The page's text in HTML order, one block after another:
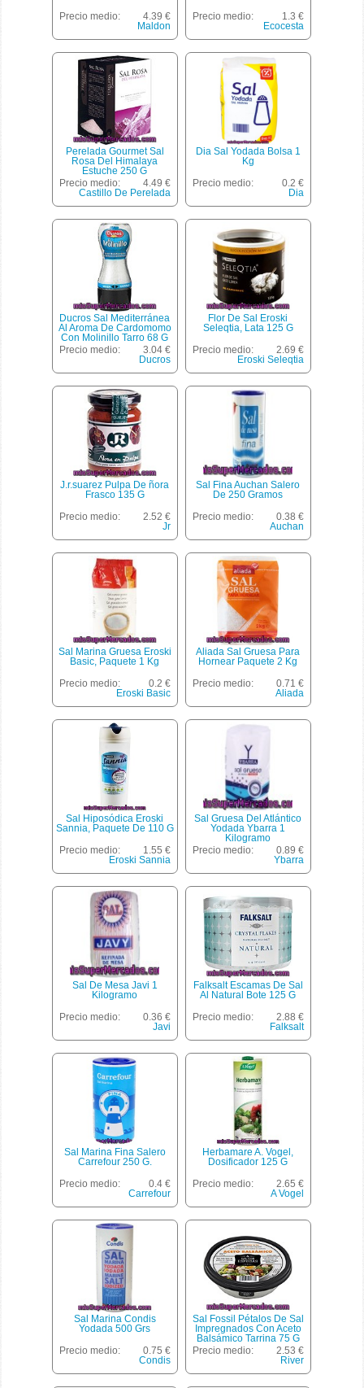
Precio medio:
4.39 €
Maldon
Precio medio:
1.3 €
Ecocesta
Perelada Gourmet Sal
Rosa Del Himalaya
Estuche 250 G
Precio medio:
4.49 €
Castillo De Perelada
Dia Sal Yodada Bolsa 1
Kg
Precio medio:
0.2 €
Dia
Ducros Sal Mediterránea
Al Aroma De Cardomomo
Con Molinillo Tarro 68 G
Precio medio:
3.04 €
Ducros
Flor De Sal Eroski
Seleqtia, Lata 125 G
Precio medio:
2.69 €
Eroski Seleqtia
J.r.suarez Pulpa De ñora
Frasco 135 G
Precio medio:
2.52 €
Jr
Sal Fina Auchan Salero
De 250 Gramos
Precio medio:
0.38 €
Auchan
Sal Marina Gruesa Eroski
Basic, Paquete 1 Kg
Precio medio:
0.2 €
Eroski Basic
Aliada Sal Gruesa Para
Hornear Paquete 2 Kg
Precio medio:
0.71 €
Aliada
Sal Hiposódica Eroski
Sannia, Paquete De 110 G
Precio medio:
1.55 €
Eroski Sannia
Sal Gruesa Del Atlántico
Yodada Ybarra 1
Kilogramo
Precio medio:
0.89 €
Ybarra
Sal De Mesa Javi 1
Kilogramo
Precio medio:
0.36 €
Javi
Falksalt Escamas De Sal
Al Natural Bote 125 G
Precio medio:
2.88 €
Falksalt
Sal Marina Fina Salero
Carrefour 250 G.
Precio medio:
0.4 €
Carrefour
Herbamare A. Vogel,
Dosificador 125 G
Precio medio:
2.65 €
A Vogel
Sal Marina Condis
Yodada 500 Grs
Precio medio:
0.75 €
Condis
Sal Fossil Pétalos De Sal
Impregnados Con Aceto
Balsámico Tarrina 75 G
Precio medio:
2.53 €
River